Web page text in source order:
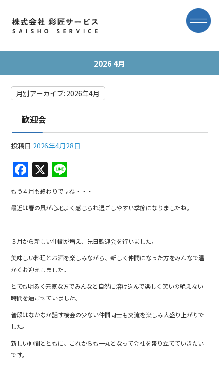
2026 4月
月別アーカイブ: 2026年4月
歓迎会
投稿日 2026年4月28日
F
a
c
e
b
o
o
k
X
n
e
もう４月も終わりですね・・・
最近は春の風が心地よく感じられ過ごしやすい季節になりましたね。
３月から新しい仲間が増え、先日歓迎会を行いました。
美味しい料理とお酒を楽しみながら、新しく仲間になった方をみんなで温
かくお迎えしました。
とても明るく元気な方でみんなと自然に溶け込んで楽しく笑いの絶えない
時間を過ごせていました。
普段はなかなか話す機会の少ない仲間同士も交流を楽しみ大盛り上がりで
した。
新しい仲間とともに、これからも一丸となって会社を盛り立てていきたい
です。